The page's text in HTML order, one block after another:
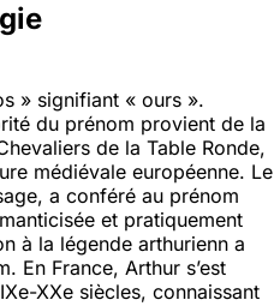
» signifiant « ours ».
du prénom provient de la
de la Table Ronde,
médiévale européenne. Le
a conféré au prénom
et pratiquement
à la légende arthurienn a
En France, Arthur s’est
XXe siècles, connaissant